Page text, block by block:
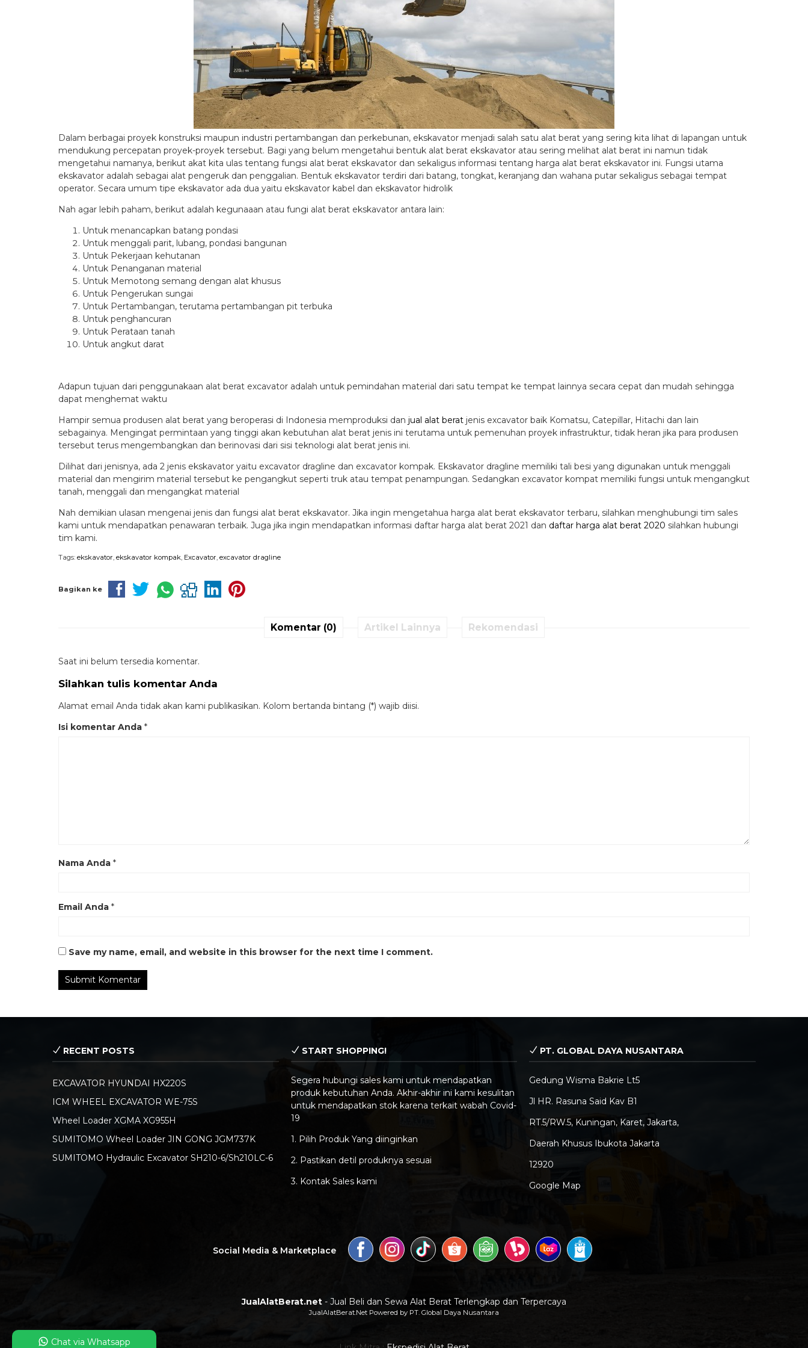
Dalam berbagai proyek konstruksi maupun industri pertambangan dan perkebunan, ekskavator menjadi salah satu alat berat yang sering kita lihat di lapangan untuk
mendukung percepatan proyek-proyek tersebut. Bagi yang belum mengetahui bentuk alat berat ekskavator atau sering melihat alat berat ini namun tidak
mengetahui namanya, berikut akat kita ulas tentang fungsi alat berat ekskavator dan sekaligus informasi tentang harga alat berat ekskavator ini. Fungsi utama
ekskavator adalah sebagai alat pengeruk dan penggalian. Bentuk ekskavator terdiri dari batang, tongkat, keranjang dan wahana putar sekaligus sebagai tempat
operator. Secara umum tipe ekskavator ada dua yaitu ekskavator kabel dan ekskavator hidrolik
Nah agar lebih paham, berikut adalah kegunaaan atau fungi alat berat ekskavator antara lain:
Untuk menancapkan batang pondasi
Untuk menggali parit, lubang, pondasi bangunan
Untuk Pekerjaan kehutanan
Untuk Penanganan material
Untuk Memotong semang dengan alat khusus
Untuk Pengerukan sungai
Untuk Pertambangan, terutama pertambangan pit terbuka
Untuk penghancuran
Untuk Perataan tanah
Untuk angkut darat
Adapun tujuan dari penggunakaan alat berat excavator adalah untuk pemindahan material dari satu tempat ke tempat lainnya secara cepat dan mudah sehingga
dapat menghemat waktu
Hampir semua produsen alat berat yang beroperasi di Indonesia memproduksi dan jual alat berat jenis excavator baik Komatsu, Catepillar, Hitachi dan lain
sebagainya. Mengingat permintaan yang tinggi akan kebutuhan alat berat jenis ini terutama untuk pemenuhan proyek infrastruktur, tidak heran jika para produsen
tersebut terus mengembangkan dan berinovasi dari sisi teknologi alat berat jenis ini.
Dilihat dari jenisnya, ada 2 jenis ekskavator yaitu excavator dragline dan excavator kompak. Ekskavator dragline memiliki tali besi yang digunakan untuk menggali
material dan mengirim material tersebut ke pengangkut seperti truk atau tempat penampungan. Sedangkan excavator kompat memiliki fungsi untuk mengangkut
tanah, menggali dan mengangkat material
Nah demikian ulasan mengenai jenis dan fungsi alat berat ekskavator. Jika ingin mengetahua harga alat berat ekskavator terbaru, silahkan menghubungi tim sales
kami untuk mendapatkan penawaran terbaik. Juga jika ingin mendapatkan informasi daftar harga alat berat 2021 dan daftar harga alat berat 2020 silahkan hubungi
tim kami.
Tags: ekskavator, ekskavator kompak, Excavator, excavator dragline
Bagikan ke
Komentar (0) Artikel Lainnya Rekomendasi
Saat ini belum tersedia komentar.
Silahkan tulis komentar Anda
Alamat email Anda tidak akan kami publikasikan. Kolom bertanda bintang (*) wajib diisi.
Isi komentar Anda *
Nama Anda *
Email Anda *
Save my name, email, and website in this browser for the next time I comment.
RECENT POSTS
EXCAVATOR HYUNDAI HX220S
ICM WHEEL EXCAVATOR WE-75S
Wheel Loader XGMA XG955H
SUMITOMO Wheel Loader JIN GONG JGM737K
SUMITOMO Hydraulic Excavator SH210-6/Sh210LC-6
START SHOPPING!
Segera hubungi sales kami untuk mendapatkan
produk kebutuhan Anda. Akhir-akhir ini kami kesulitan
untuk mendapatkan stok karena terkait wabah Covid-
19
1. Pilih Produk Yang diinginkan
2. Pastikan detil produknya sesuai
3. Kontak Sales kami
PT. GLOBAL DAYA NUSANTARA
Gedung Wisma Bakrie Lt5
Jl HR. Rasuna Said Kav B1
RT.5/RW.5, Kuningan, Karet, Jakarta,
Daerah Khusus Ibukota Jakarta
12920
Google Map
Social Media & Marketplace
JualAlatBerat.net - Jual Beli dan Sewa Alat Berat Terlengkap dan Terpercaya
JualAlatBerat.Net Powered by PT. Global Daya Nusantara
Chat via Whatsapp